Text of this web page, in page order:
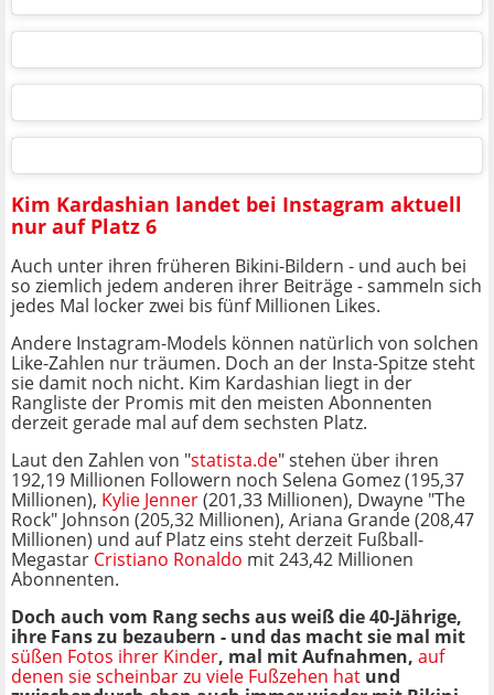
Kim Kardashian landet bei Instagram aktuell
nur auf Platz 6
Auch unter ihren früheren Bikini-Bildern - und auch bei
so ziemlich jedem anderen ihrer Beiträge - sammeln sich
jedes Mal locker zwei bis fünf Millionen Likes.
Andere Instagram-Models können natürlich von solchen
Like-Zahlen nur träumen. Doch an der Insta-Spitze steht
sie damit noch nicht. Kim Kardashian liegt in der
Rangliste der Promis mit den meisten Abonnenten
derzeit gerade mal auf dem sechsten Platz.
Laut den Zahlen von "statista.de" stehen über ihren
192,19 Millionen Followern noch Selena Gomez (195,37
Millionen), Kylie Jenner(201,33 Millionen), Dwayne "The
Rock" Johnson (205,32 Millionen), Ariana Grande (208,47
Millionen) und auf Platz eins steht derzeit Fußball-
Megastar Cristiano Ronaldo mit 243,42 Millionen
Abonnenten.
Doch auch vom Rang sechs aus weiß die 40-Jährige,
ihre Fans zu bezaubern - und das macht sie mal mit
süßen Fotos ihrer Kinder, mal mit Aufnahmen, auf
denen sie scheinbar zu viele Fußzehen hat und